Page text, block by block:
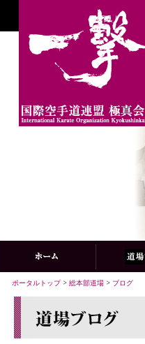
ポータルトップ> 総本部道場 > ブログ